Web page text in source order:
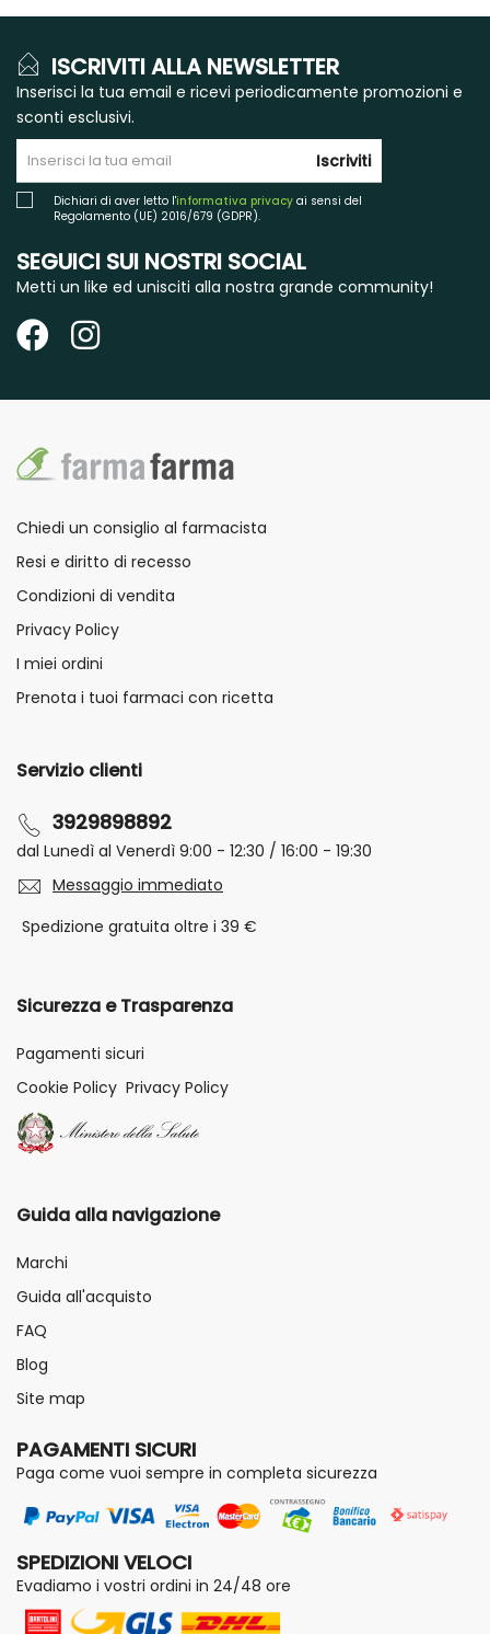
ISCRIVITI ALLA NEWSLETTER
Inserisci la tua email e ricevi periodicamente promozioni e
sconti esclusivi.
Iscriviti
Dichiari di aver letto l'informativa privacy ai sensi del
Regolamento (UE) 2016/679 (GDPR).
SEGUICI SUI NOSTRI SOCIAL
Metti un like ed unisciti alla nostra grande community!
Chiedi un consiglio al farmacista
Resi e diritto di recesso
Condizioni di vendita
Privacy Policy
I miei ordini
Prenota i tuoi farmaci con ricetta
Servizio clienti
3929898892
dal Lunedì al Venerdì 9:00 - 12:30 / 16:00 - 19:30
Messaggio immediato
Spedizione gratuita oltre i 39 €
Sicurezza e Trasparenza
Pagamenti sicuri
Cookie Policy Privacy Policy
Guida alla navigazione
Marchi
Guida all'acquisto
FAQ
Blog
Site map
PAGAMENTI SICURI
Paga come vuoi sempre in completa sicurezza
SPEDIZIONI VELOCI
Evadiamo i vostri ordini in 24/48 ore